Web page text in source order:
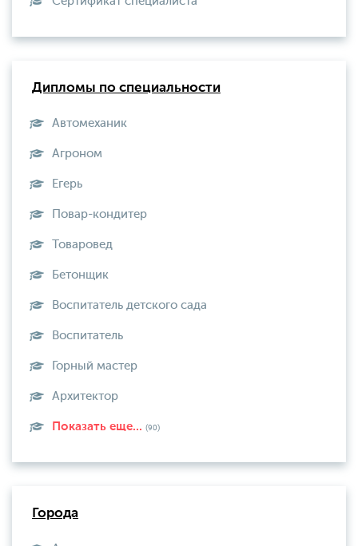
Дипломы по специальности
Автомеханик
Агроном
Егерь
Повар-кондитер
Товаровед
Бетонщик
Воспитатель детского сада
Воспитатель
Горный мастер
Архитектор
Показать еще... (90)
Города